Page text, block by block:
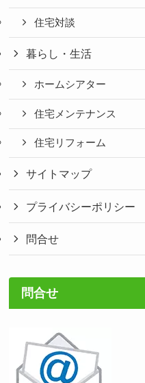
住宅対談
暮らし・生活
ホームシアター
住宅メンテナンス
住宅リフォーム
サイトマップ
プライバシーポリシー
問合せ
問合せ